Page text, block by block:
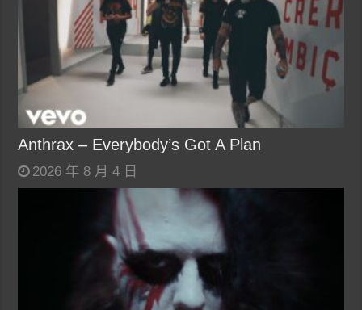
Anthrax – Everybody’s Got A Plan
2026 年 8 月 4 日